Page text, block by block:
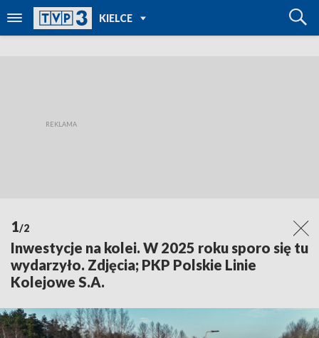
KIELCE
TVP REGIONY
1/2
Inwestycje na kolei. W 2025 roku sporo się tu
wydarzyło. Zdjęcia; PKP Polskie Linie
Kolejowe S.A.